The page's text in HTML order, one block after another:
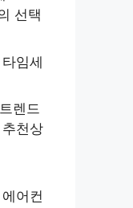
선택
임세
렌드
천상
어컨